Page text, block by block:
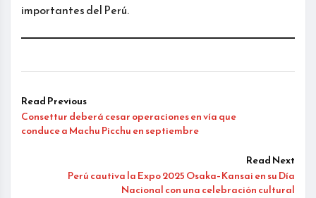
importantes del Perú.
Read Previous
Consettur deberá cesar operaciones en vía que
conduce a Machu Picchu en septiembre
Read Next
Perú cautiva la Expo 2025 Osaka–Kansai en su Día
Nacional con una celebración cultural